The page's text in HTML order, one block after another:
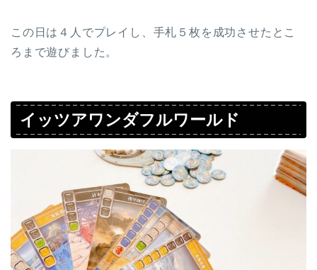
この日は４人でプレイし、手札５枚を成功させたとこ
ろまで遊びました。
イッツアワンダフルワールド